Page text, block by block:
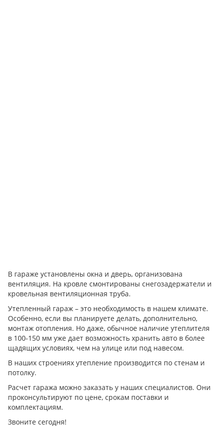
В гараже установлены окна и дверь, организована
вентиляция. На кровле смонтированы снегозадержатели и
кровельная вентиляционная труба.
Утепленный гараж – это необходимость в нашем климате.
Особенно, если вы планируете делать, дополнительно,
монтаж отопления. Но даже, обычное наличие утеплителя
в 100-150 мм уже дает возможность хранить авто в более
щадящих условиях, чем на улице или под навесом.
В наших строениях утепление производится по стенам и
потолку.
Расчет гаража можно заказать у наших специалистов. Они
проконсультируют по цене, срокам поставки и
комплектациям.
Звоните сегодня!